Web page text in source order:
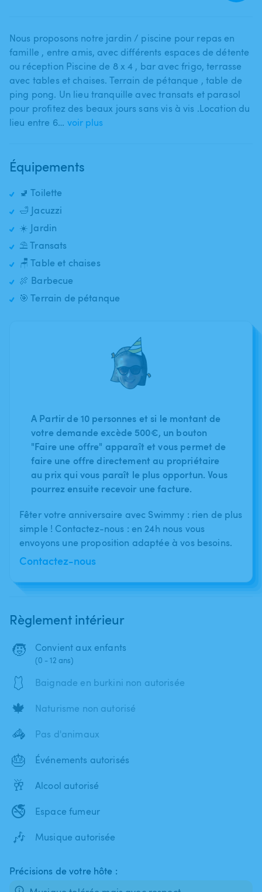
Nous proposons notre jardin ​/​ piscine pour repas en
famille ​,​ entre amis​,​ avec différents espaces de détente
ou réception Piscine de 8 x 4 ​,​ bar avec frigo​,​ terrasse
avec tables et chaises. Terrain de pétanque ​,​ table de
ping pong. Un lieu tranquille avec transats et parasol
pour profitez des beaux jours sans vis à vis .Location du
lieu entre 6… voir plus
Équipements
🚽 Toilette
🛁 Jacuzzi
☀️ Jardin
⛱️ Transats
🪑 Table et chaises
🍖 Barbecue
🎯 Terrain de pétanque
A Partir de 10 personnes et si le montant de
votre demande excède 500€, un bouton
"Faire une offre" apparaît et vous permet de
faire une offre directement au propriétaire
au prix qui vous paraît le plus opportun. Vous
pourrez ensuite recevoir une facture.
Fêter votre anniversaire avec Swimmy : rien de plus
simple ! Contactez-nous : en 24h nous vous
envoyons une proposition adaptée à vos besoins.
Contactez-nous
Règlement intérieur
🧒 Convient aux enfants
(0 - 12 ans)
🩱 Baignade en burkini non autorisée
🍁 Naturisme non autorisé
🦓 Pas d'animaux
🎂 Événements autorisés
🥂 Alcool autorisé
🚭 Espace fumeur
🎶 Musique autorisée
Précisions de votre hôte :